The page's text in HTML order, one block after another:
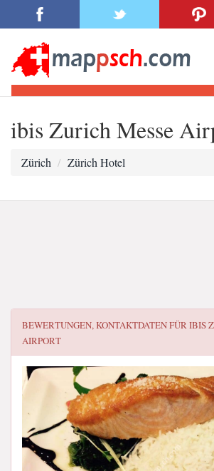
ibis Zurich Messe
Zürich Zürich Hotel
BEWERTUNGEN, KONTAKTDATEN FÜRIBIS
AIRPORT